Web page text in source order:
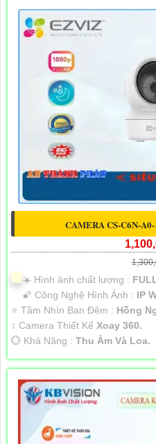
CAMERA CS-C6N-
☀️ Hình ảnh chất lượng :
🌠 Công Nghệ Hình Ảnh : IP
⭐ Tầm Nhìn Ban Đêm : Hồng
↕️ Camera Thiết Kế Xoay 360.
️💮 Khả Năng : Thu Âm Và Loa.